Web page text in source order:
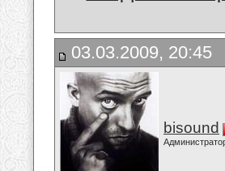
03.03.2009, 20:45
bisound